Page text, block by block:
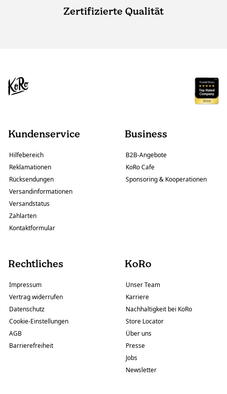
Zertifizierte Qualität
Kundenservice
Hilfebereich
Reklamationen
Rücksendungen
Versandinformationen
Versandstatus
Zahlarten
Kontaktformular
Business
B2B-Angebote
KoRo Cafe
Sponsoring & Kooperationen
Rechtliches
Impressum
Vertrag widerrufen
Datenschutz
Cookie-Einstellungen
AGB
Barrierefreiheit
KoRo
Unser Team
Karriere
Nachhaltigkeit bei KoRo
Store Locator
Über uns
Presse
Jobs
Newsletter